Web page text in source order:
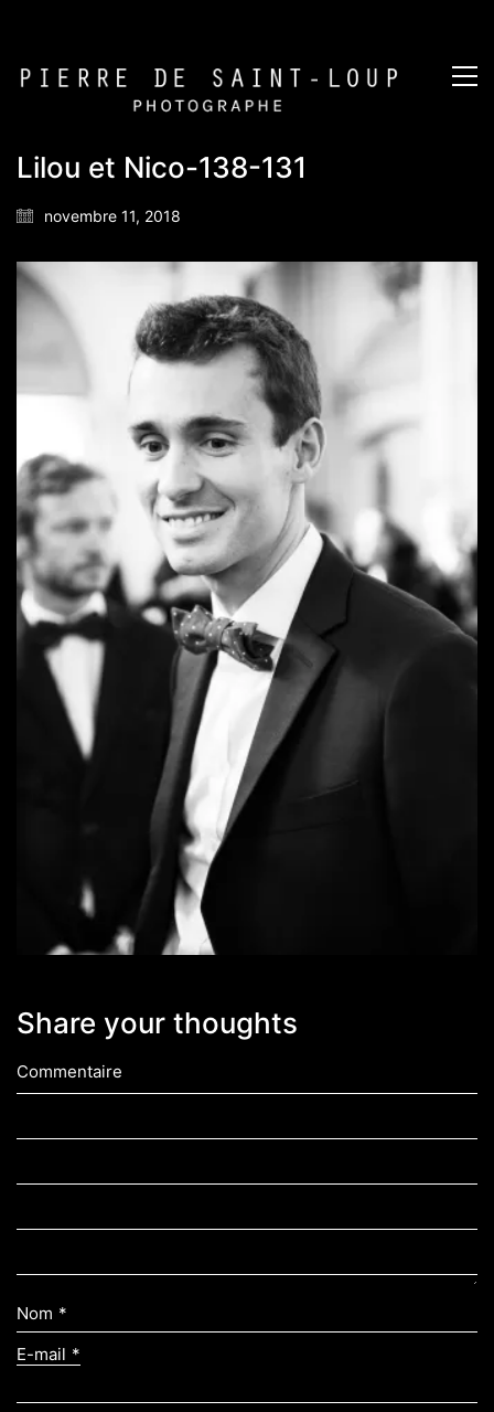
Lilou et Nico-138-131
novembre 11, 2018
Share your thoughts
Commentaire
Nom *
E-mail *